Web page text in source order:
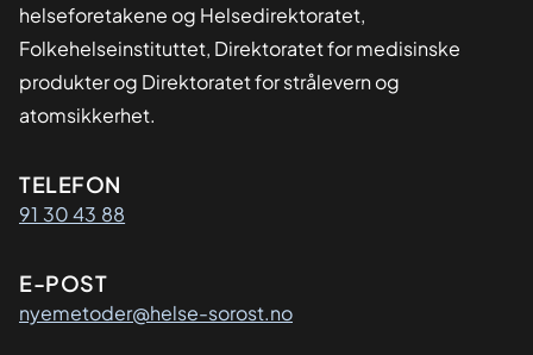
helseforetakene og Helsedirektoratet,
Folkehelseinstituttet, Direktoratet for medisinske
produkter og Direktoratet for strålevern og
atomsikkerhet.
Kontaktinformasjon
TELEFON
91 30 43 88
E-POST
nyemetoder@helse-sorost.no